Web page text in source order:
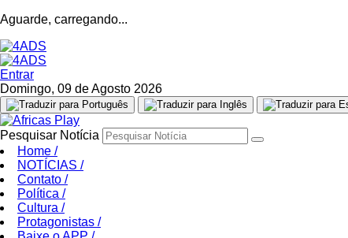
Aguarde, carregando...
Entrar
Domingo, 09 de Agosto 2026
Pesquisar Notícia
Home /
NOTÍCIAS /
Contato /
Política /
Cultura /
Protagonistas /